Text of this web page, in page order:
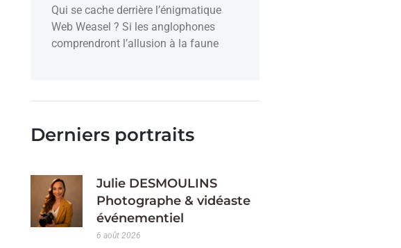
Qui se cache derrière l’énigmatique
Web Weasel ? Si les anglophones
comprendront l’allusion à la faune
Derniers portraits
Julie DESMOULINS
Photographe & vidéaste
événementiel
6 août 2026